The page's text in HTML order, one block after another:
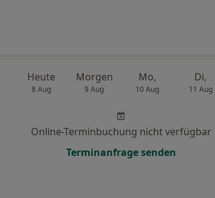
Heute
8 Aug
Morgen
9 Aug
Mo,
10 Aug
Di,
11 Aug
Online-Terminbuchung nicht verfügbar
Terminanfrage senden